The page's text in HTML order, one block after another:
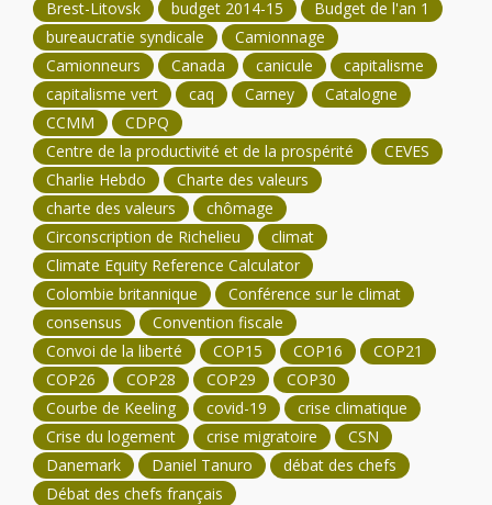
Brest-Litovsk budget 2014-15
Budget de l'an 1
bureaucratie syndicale
Camionnage
Camionneurs
Canada canicule
capitalisme
capitalisme vert
caq Carney
Catalogne
CCMM
CDPQ
Centre de la productivité et de la prospérité
CEVES
Charlie Hebdo
Charte des valeurs
charte des valeurs
chômage
Circonscription de Richelieu
climat
Climate Equity Reference Calculator
Colombie britannique
Conférence sur le climat
consensus
Convention fiscale
Convoi de la liberté
COP15 COP16
COP21
COP26
COP28 COP29
COP30
Courbe de Keeling
covid-19
crise climatique
Crise du logement
crise migratoire
CSN
Danemark
Daniel Tanuro
débat des chefs
Débat des chefs français